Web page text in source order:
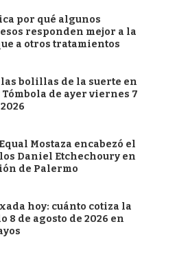
por qué algunos
responden mejor a la
a otros tratamientos
bolillas de la suerte en
de ayer viernes 7
Mostaza encabezó el
Daniel Etchechoury en
de Palermo
hoy: cuánto cotiza la
8 de agosto de 2026 en